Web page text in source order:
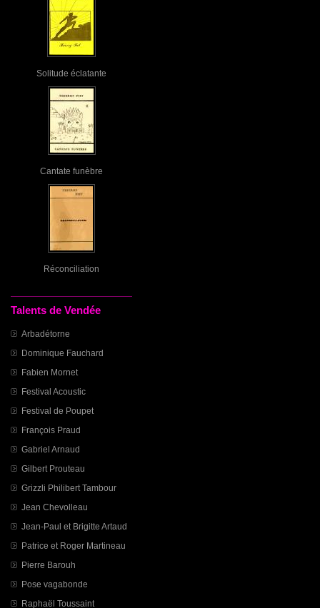
Solitude éclatante
Cantate funèbre
Réconciliation
Talents de Vendée
Arbadétorne
Dominique Fauchard
Fabien Mornet
Festival Acoustic
Festival de Poupet
François Praud
Gabriel Arnaud
Gilbert Prouteau
Grizzli Philibert Tambour
Jean Chevolleau
Jean-Paul et Brigitte Artaud
Patrice et Roger Martineau
Pierre Barouh
Pose vagabonde
Raphaël Toussaint